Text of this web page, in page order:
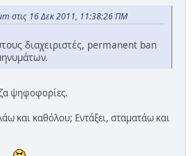
στις 16 Δεκ 2011, 11:38:26 ΠΜ
διαχειριστές, permanent ban
ψηφοφορίες.
και καθόλου; Εντάξει, σταματάω και